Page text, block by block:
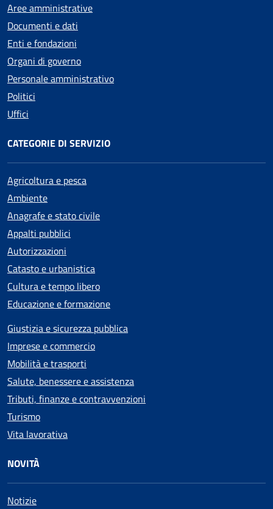
Aree amministrative
Documenti e dati
Enti e fondazioni
Organi di governo
Personale amministrativo
Politici
Uffici
CATEGORIE DI SERVIZIO
Agricoltura e pesca
Ambiente
Anagrafe e stato civile
Appalti pubblici
Autorizzazioni
Catasto e urbanistica
Cultura e tempo libero
Educazione e formazione
Giustizia e sicurezza pubblica
Imprese e commercio
Mobilità e trasporti
Salute, benessere e assistenza
Tributi, finanze e contravvenzioni
Turismo
Vita lavorativa
NOVITÀ
Notizie